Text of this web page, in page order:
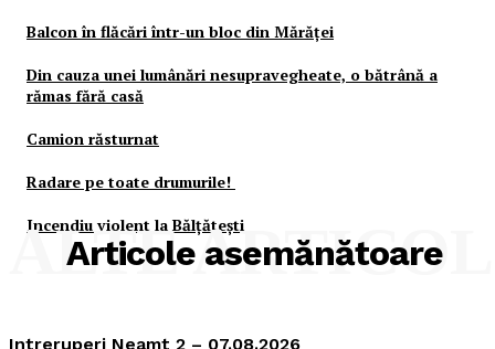
Balcon în flăcări într-un bloc din Mărăţei
Din cauza unei lumânări nesupravegheate, o bătrână a
rămas fără casă
Camion răsturnat
Radare pe toate drumurile!
Incendiu violent la Bălţăteşti
Articole asemănătoare
ALTE
Intreruperi Neamt 2 – 07.08.2026